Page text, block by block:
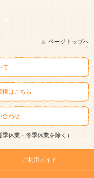
ページトップへ
て
様はこちら
合わせ
休業・冬季休業を除く）
ご利用ガイド